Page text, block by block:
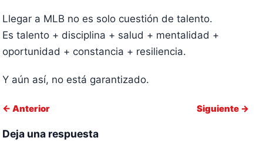
Llegar a MLB no es solo cuestión de talento.
Es talento + disciplina + salud + mentalidad +
oportunidad + constancia + resiliencia.
Y aún así, no está garantizado.
← Anterior Siguiente →
Deja una respuesta